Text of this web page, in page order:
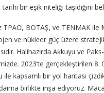
tarihi bir eşik niteliği taşıdığını
TPAO, BOTAŞ, ve TENMAK
ve nükleer güç üzere
Halihazırda Akkuyu ve
2023’te gerçekleştirilen 8.
ile kapsamlı bir yol haritası
birlikte inşa ediyoruz.